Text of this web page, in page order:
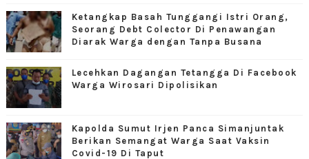
Ketangkap Basah Tunggangi Istri Orang,
Seorang Debt Colector Di Penawangan
Diarak Warga dengan Tanpa Busana
Lecehkan Dagangan Tetangga Di Facebook
Warga Wirosari Dipolisikan
Kapolda Sumut Irjen Panca Simanjuntak
Berikan Semangat Warga Saat Vaksin
Covid-19 Di Taput